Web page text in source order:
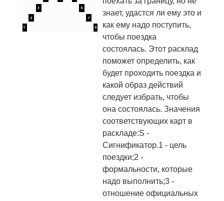
знает, удастся ли ему это и
как ему надо поступить,
чтобы поездка
состоялась. Этот расклад
поможет определить, как
будет проходить поездка и
какой образ действий
следует избрать, чтобы
она состоялась. Значения
соответствующих карт в
раскладе:S -
Сигнификатор.1 - цель
поездки;2 -
формальности, которые
надо выполнить;3 -
отношение официальных